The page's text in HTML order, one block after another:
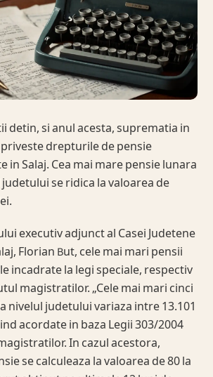
detin, si anul acesta, suprematia in
priveste drepturile de pensie
in Salaj. Cea mai mare pensie lunara
se ridica la valoarea de
executiv adjunct al Casei Judetene
Florian But, cele mai mari pensii
incadrate la legi speciale, respectiv
magistratilor. „Cele mai mari cinci
nivelul judetului variaza intre 13.101
acordate in baza Legii 303/2004
In cazul acestora,
se calculeaza la valoarea de 80 la